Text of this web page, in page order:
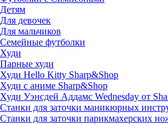
Детям
Для девочек
Для мальчиков
Семейные футболки
Худи
Парные худи
Худи Hello Kitty Sharp&Shop
Худи с аниме Sharp&Shop
Худи Уэнсдей Аддамс Wednesday от
Станки для заточки маникюрных
Станки для заточки парикмахерских